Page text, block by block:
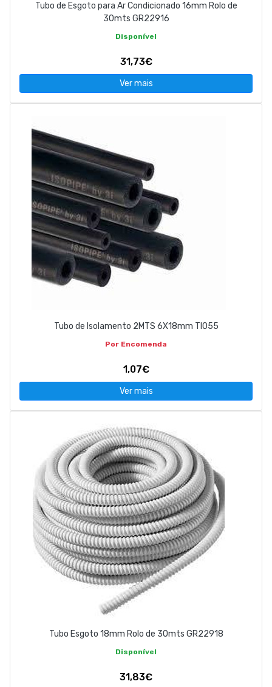
Tubo de Esgoto para Ar Condicionado 16mm Rolo de
30mts GR22916
Disponível
31,73€
Ver mais
Tubo de Isolamento 2MTS 6X18mm TI055
Por Encomenda
1,07€
Ver mais
Tubo Esgoto 18mm Rolo de 30mts GR22918
Disponível
31,83€